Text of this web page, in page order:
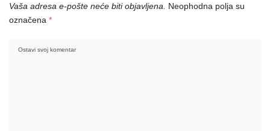
Vaša adresa e-pošte neće biti objavljena.
Neophodna polja su
označena *